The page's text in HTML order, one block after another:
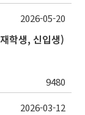
학생, 신입생)
9480
2026-05-20
2026-03-12